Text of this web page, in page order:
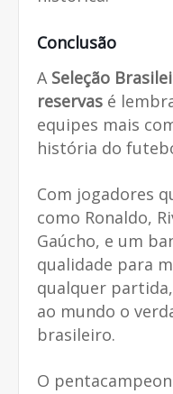
Conclusão
A Seleção
reservas é
equipes mais
história do
Com jogadores
como Ronaldo,
Gaúcho, e um
qualidade para
qualquer
ao mundo o
brasileiro.
O